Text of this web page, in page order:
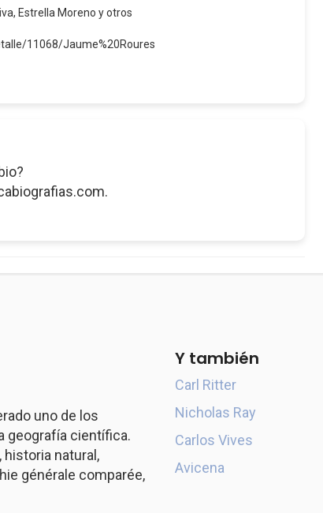
Estrella Moreno y otros
11068/Jaume%20Roures
uno de los
geografía científica.
historia natural,
générale comparée,
Y también
Carl Ritter
Nicholas Ray
Carlos Vives
Avicena